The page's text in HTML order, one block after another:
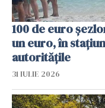
100 de euro
un euro, în
autoritățile
31 IULIE 2026